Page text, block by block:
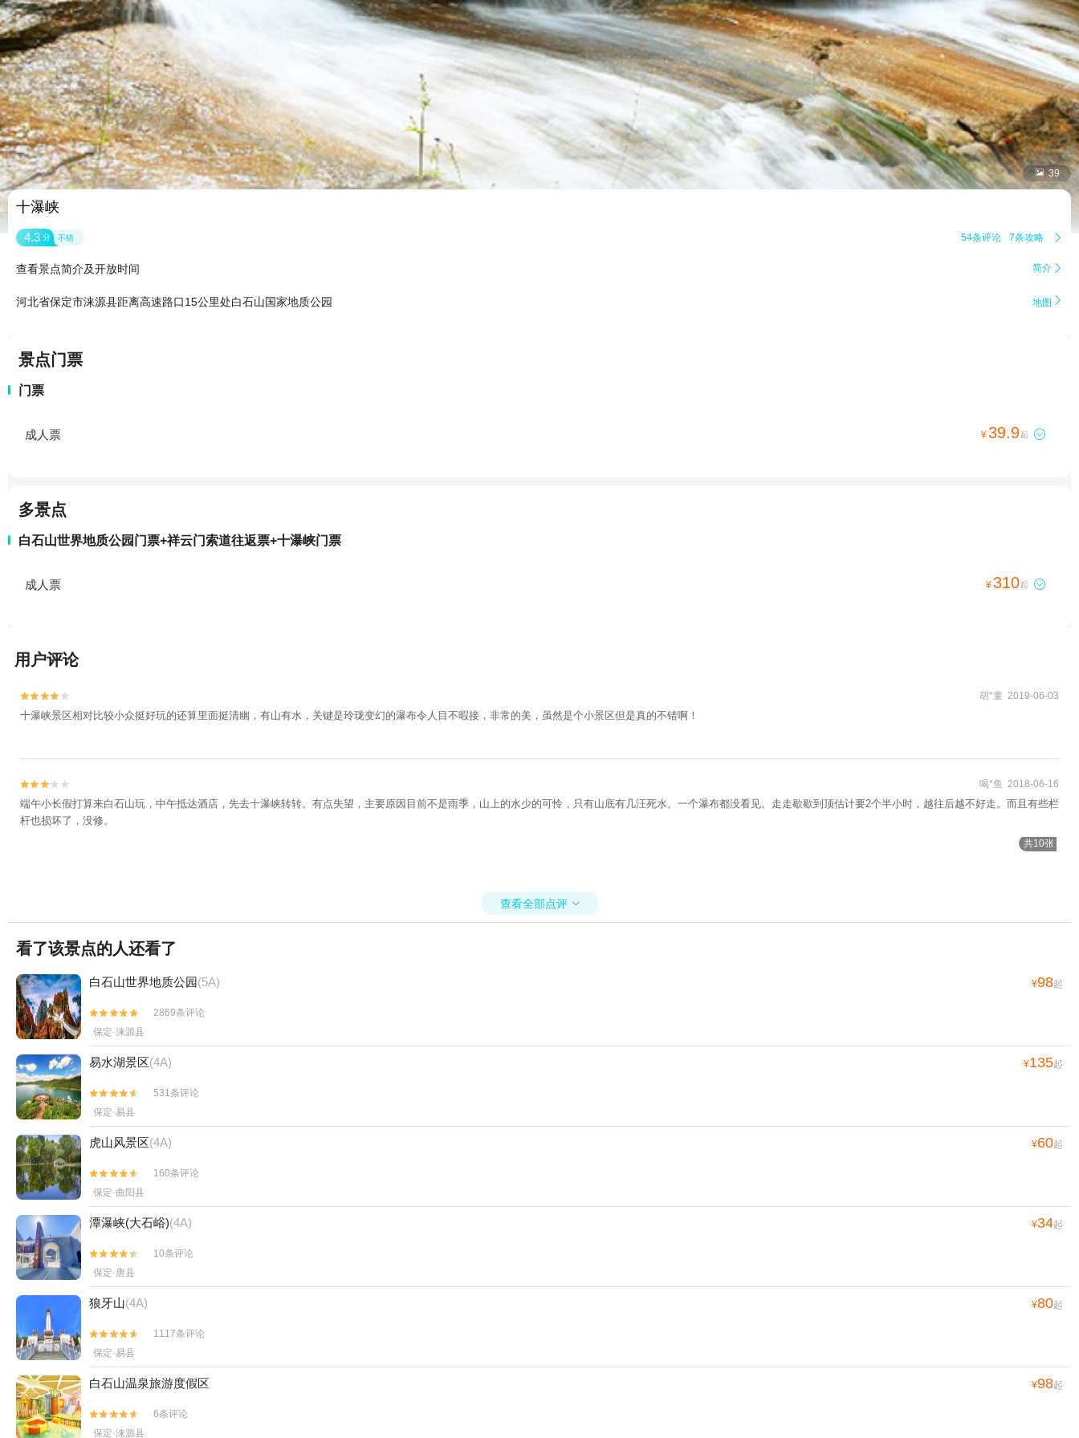
 39
十瀑峡
4.3 分 不错 54条评论 7条攻略 
查看景点简介及开放时间 简介 
河北省保定市涞源县距离高速路口15公里处白石山国家地质公园 地图 
景点门票
门票
成人票 ¥39.9起 
多景点
白石山世界地质公园门票+祥云门索道往返票+十瀑峡门票
成人票 ¥310起 
用户评论

 胡*童 2019-06-03
十瀑峡景区相对比较小众挺好玩的还算里面挺清幽，有山有水，关键是玲珑变幻的瀑布令人目不暇接，非常的美，虽然是个小景区但是真的不错啊！

 喝*鱼 2018-06-16
端午小长假打算来白石山玩，中午抵达酒店，先去十瀑峡转转。有点失望，主要原因目前不是雨季，山上的水少的可怜，只有山底有几汪死水。一个瀑布都没看见。走走歇歇到顶估计要2个半小时，越往后越不好走。而且有些栏
杆也损坏了，没修。
共10张
查看全部点评 
看了该景点的人还看了
白石山世界地质公园(5A) ¥98起


2869条评论
保定·涞源县
易水湖景区(4A) ¥135起


531条评论
保定·易县
虎山风景区(4A) ¥60起


160条评论
保定·曲阳县
潭瀑峡(大石峪)(4A) ¥34起


10条评论
保定·唐县
狼牙山(4A) ¥80起


1117条评论
保定·易县
白石山温泉旅游度假区 ¥98起


6条评论
保定·涞源县